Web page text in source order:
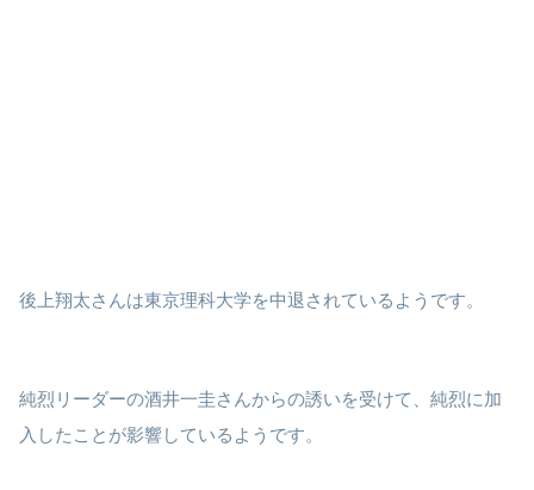
後上翔太さんは東京理科大学を中退されているようです。
純烈リーダーの酒井一圭さんからの誘いを受けて、純烈に加
入したことが影響しているようです。